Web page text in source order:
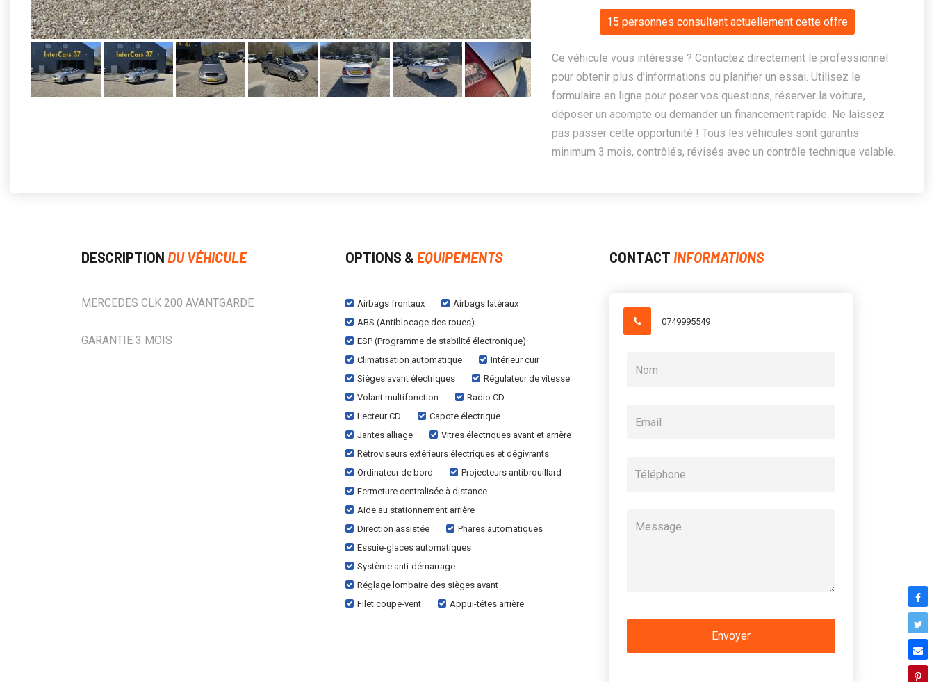
15 personnes consultent actuellement cette offre
Ce véhicule vous intéresse ? Contactez directement le professionnel
pour obtenir plus d’informations ou planifier un essai. Utilisez le
formulaire en ligne pour poser vos questions, réserver la voiture,
déposer un acompte ou demander un financement rapide. Ne laissez
pas passer cette opportunité ! Tous les véhicules sont garantis
minimum 3 mois, contrôlés, révisés avec un contrôle technique valable.
DESCRIPTION DU VÉHICULE
MERCEDES CLK 200 AVANTGARDE
GARANTIE 3 MOIS
OPTIONS & EQUIPEMENTS
Airbags frontaux
Airbags latéraux
ABS (Antiblocage des roues)
ESP (Programme de stabilité électronique)
Climatisation automatique
Intérieur cuir
Sièges avant électriques
Régulateur de vitesse
Volant multifonction
Radio CD
Lecteur CD
Capote électrique
Jantes alliage
Vitres électriques avant et arrière
Rétroviseurs extérieurs électriques et dégivrants
Ordinateur de bord
Projecteurs antibrouillard
Fermeture centralisée à distance
Aide au stationnement arrière
Direction assistée
Phares automatiques
Essuie-glaces automatiques
Système anti-démarrage
Réglage lombaire des sièges avant
Filet coupe-vent
Appui-têtes arrière
CONTACT INFORMATIONS
0749995549